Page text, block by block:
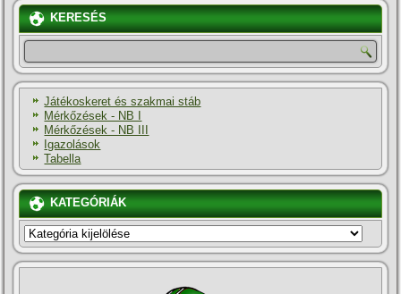
KERESÉS
Játékoskeret és szakmai stáb
Mérkőzések - NB I
Mérkőzések - NB III
Igazolások
Tabella
KATEGÓRIÁK
KATEGÓRIÁK